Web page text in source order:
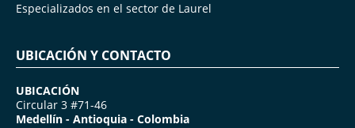
Especializados en el sector de Laurel
UBICACIÓN Y CONTACTO
UBICACIÓN
Circular 3 #71-46
Medellín - Antioquia - Colombia